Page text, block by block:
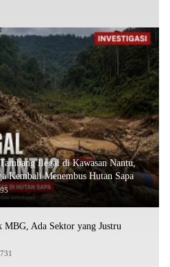
Ilegal di Kawasan Nantu,
Kembali Menembus Hutan Sapa
Ada Sektor yang Justru
731